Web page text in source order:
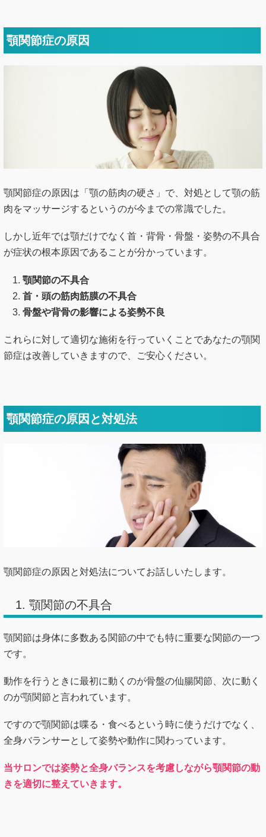
顎関節症の原因
顎関節症の原因は「顎の筋肉の硬さ」で、対処として顎の筋
肉をマッサージするというのが今までの常識でした。
しかし近年では顎だけでなく首・背骨・骨盤・姿勢の不具合
が症状の根本原因であることが分かっています。
顎関節の不具合
首・頭の筋肉筋膜の不具合
骨盤や背骨の影響による姿勢不良
これらに対して適切な施術を行っていくことであなたの顎関
節症は改善していきますので、ご安心ください。
顎関節症の原因と対処法
顎関節症の原因と対処法についてお話しいたします。
1. 顎関節の不具合
顎関節は身体に多数ある関節の中でも特に重要な関節の一つ
です。
動作を行うときに最初に動くのが骨盤の仙腸関節、次に動く
のが顎関節と言われています。
ですので顎関節は喋る・食べるという時に使うだけでなく、
全身バランサーとして姿勢や動作に関わっています。
当サロンでは姿勢と全身バランスを考慮しながら顎関節の動
きを適切に整えていきます。